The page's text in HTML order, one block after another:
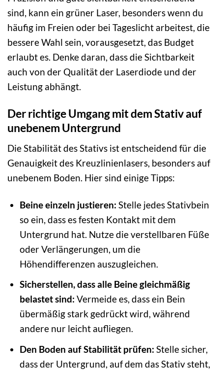
sind, kann ein grüner Laser, besonders wenn du
häufig im Freien oder bei Tageslicht arbeitest, die
bessere Wahl sein, vorausgesetzt, das Budget
erlaubt es. Denke daran, dass die Sichtbarkeit
auch von der Qualität der Laserdiode und der
Leistung abhängt.
Der richtige Umgang mit dem Stativ auf
unebenem Untergrund
Die Stabilität des Stativs ist entscheidend für die
Genauigkeit des Kreuzlinienlasers, besonders auf
unebenem Boden. Hier sind einige Tipps:
Beine einzeln justieren: Stelle jedes Stativbein
so ein, dass es festen Kontakt mit dem
Untergrund hat. Nutze die verstellbaren Füße
oder Verlängerungen, um die
Höhendifferenzen auszugleichen.
Sicherstellen, dass alle Beine gleichmäßig
belastet sind: Vermeide es, dass ein Bein
übermäßig stark gedrückt wird, während
andere nur leicht aufliegen.
Den Boden auf Stabilität prüfen: Stelle sicher,
dass der Untergrund, auf dem das Stativ steht,